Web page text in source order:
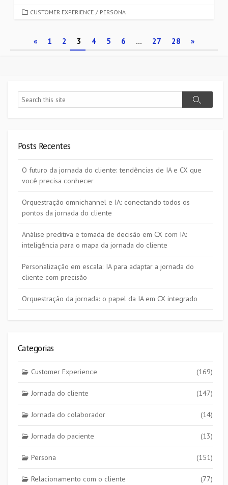
CATEGORIES
CUSTOMER EXPERIENCE / PERSONA
Paginação
de
« 1 2 3 4 5 6 … 27 28 »
Search
Search
Posts Recentes
O futuro da jornada do cliente: tendências de IA e CX que
você precisa conhecer
Orquestração omnichannel e IA: conectando todos os
pontos da jornada do cliente
Análise preditiva e tomada de decisão em CX com IA:
inteligência para o mapa da jornada do cliente
Personalização em escala: IA para adaptar a jornada do
cliente com precisão
Orquestração da jornada: o papel da IA em CX integrado
Categorias
Customer Experience (169)
Jornada do cliente (147)
Jornada do colaborador (14)
Jornada do paciente (13)
Persona (151)
Relacionamento com o cliente (77)